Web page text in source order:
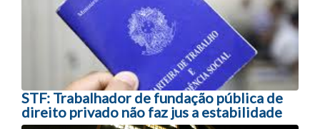
STF: Trabalhador de fundação pública de
direito privado não faz jus a estabilidade